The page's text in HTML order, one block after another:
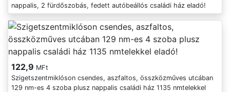
nappalis, 2 fürdőszobás, fedett autóbeállós családi ház eladó!
122,9 MFt
Szigetszentmiklóson csendes, aszfaltos, összközműves utcában
129 nm-es 4 szoba plusz nappalis családi ház 1135 nmtelekkel